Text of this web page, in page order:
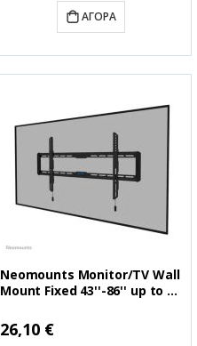
ΑΓΟΡΆ
Neomounts Monitor/TV Wall
Mount Fixed 43''-86'' up to 60
Ειδική
Τιμή
26,10 €